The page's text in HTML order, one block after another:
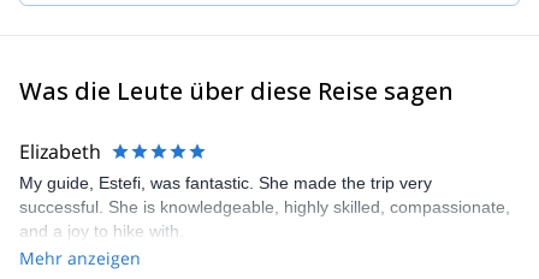
Was die Leute über diese Reise sagen
Elizabeth
My guide, Estefi, was fantastic. She made the trip very
successful. She is knowledgeable, highly skilled, compassionate,
and a joy to hike with.
Mehr anzeigen